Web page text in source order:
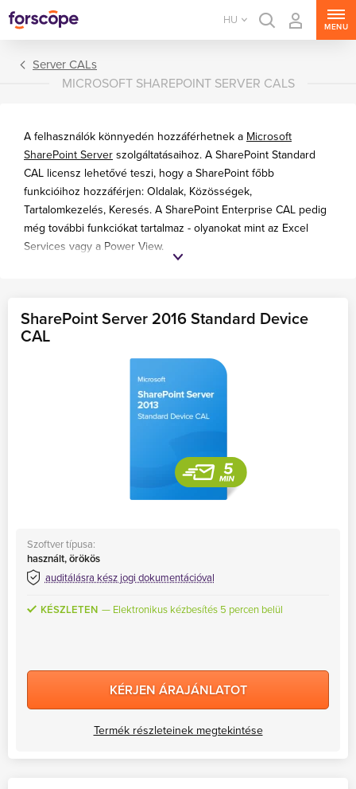
HU
MENU
MS Windows Server
MS SharePoint Server
MS Skype for Business Server
MS System Center
Server CALs
MICROSOFT SHAREPOINT SERVER CALS
A felhasználók könnyedén hozzáférhetnek a Microsoft
SharePoint Server szolgáltatásaihoz. A SharePoint Standard
CAL licensz lehetővé teszi, hogy a SharePoint főbb
funkcióihoz hozzáférjen: Oldalak, Közösségek,
Tartalomkezelés, Keresés. A SharePoint Enterprise CAL pedig
még további funkciókat tartalmaz - olyanokat mint az Excel
Services vagy a Power View.
SharePoint Server 2016 Standard Device
CAL
Szoftver típusa:
használt, örökös
auditálásra kész jogi dokumentációval
KÉSZLETEN Elektronikus kézbesítés 5 percen belül
KÉRJEN ÁRAJÁNLATOT
Termék részleteinek megtekintése